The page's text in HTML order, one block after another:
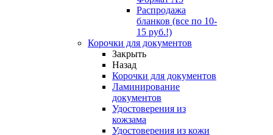
Распродажа
бланков (все по 10-
15 руб.!)
Корочки для документов
Закрыть
Назад
Корочки для документов
Ламинирование
документов
Удостоверения из
кожзама
Удостоверения из кожи